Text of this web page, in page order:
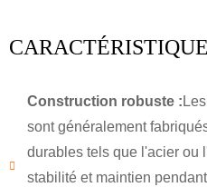
Construction robuste :
sont généralement
durables tels que l'acier ou
stabilité et maintien